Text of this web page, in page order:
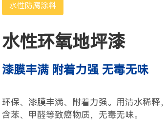
水性防腐涂料
水性环氧地坪漆
漆膜丰满 附着力强 无毒无味
环保、漆膜丰满、附着力强。用清水稀释
含苯、甲醛等致癌物质，无毒无味。